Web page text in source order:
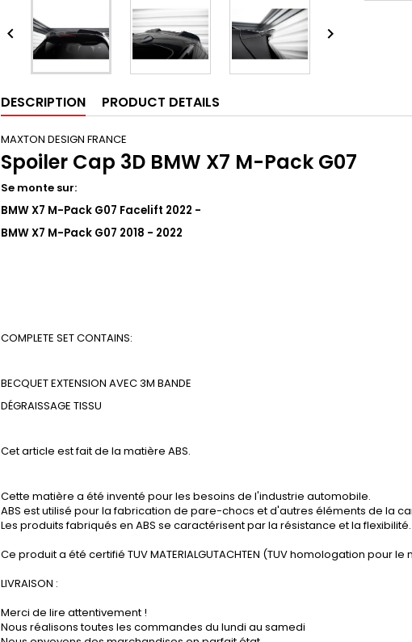
 
DESCRIPTION PRODUCT DETAILS
MAXTON DESIGN FRANCE
Spoiler Cap 3D BMW X7 M-Pack G07
Se monte sur:
BMW X7 M-Pack G07 Facelift 2022 -
BMW X7 M-Pack G07 2018 - 2022
COMPLETE SET CONTAINS:
BECQUET EXTENSION AVEC 3M BANDE
DÉGRAISSAGE TISSU
Cet article est fait de la matière ABS.
Cette matière a été inventé pour les besoins de l'industrie automobile.
ABS est utilisé pour la fabrication de pare-chocs et d'autres éléments de la
Les produits fabriqués en ABS se caractérisent par la résistance et la flexibilité.
Ce produit a été certifié TUV MATERIALGUTACHTEN (TUV homologation pour
LIVRAISON :
Merci de lire attentivement !
Nous réalisons toutes les commandes du lundi au samedi